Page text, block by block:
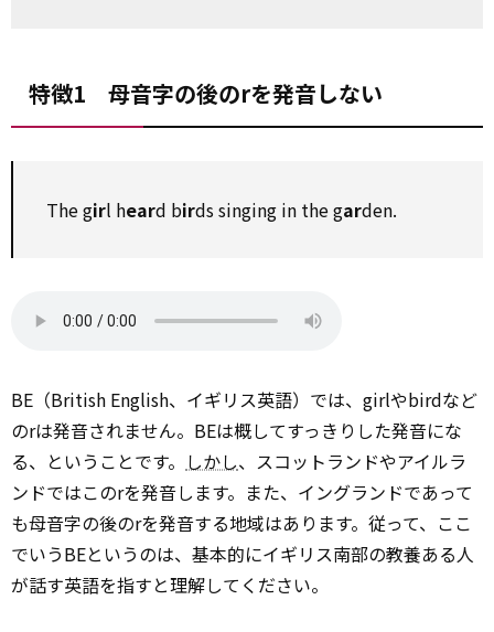
特徴1 母音字の後のrを発音しない
The girl heard birds singing in the garden.
BE（British English、イギリス英語）では、girlやbirdなど
のrは発音されません。BEは概してすっきりした発音にな
る、ということです。 しかし、スコットランドやアイルラ
ンドではこのrを発音します。また、イングランドであって
も母音字の後のrを発音する地域はあります。従って、ここ
でいうBEというのは、基本的にイギリス南部の教養ある人
が話す英語を指すと理解してください。